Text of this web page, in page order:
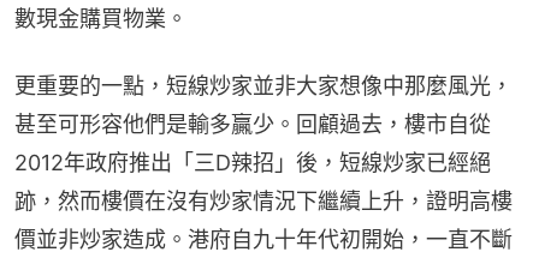
數現金購買物業。
更重要的一點，短線炒家並非大家想像中那麼風光，
甚至可形容他們是輸多贏少。回顧過去，樓市自從
2012年政府推出「三D辣招」後，短線炒家已經絕
跡，然而樓價在沒有炒家情況下繼續上升，證明高樓
價並非炒家造成。港府自九十年代初開始，一直不斷